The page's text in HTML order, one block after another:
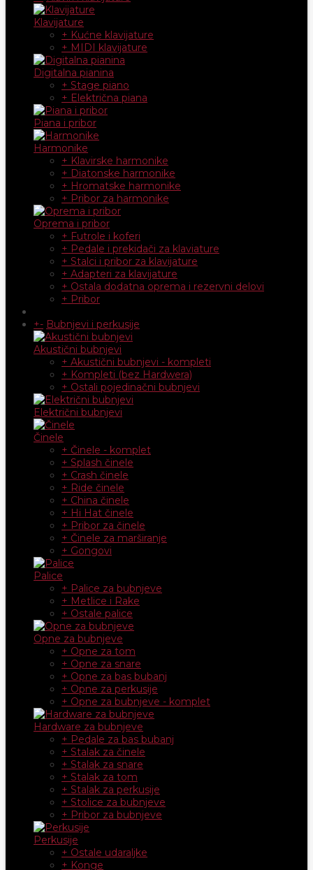
Klavijature
+ Kućne klavijature
+ MIDI klavijature
Digitalna pianina
+ Stage piano
+ Električna piana
Piana i pribor
Harmonike
+ Klavirske harmonike
+ Diatonske harmonike
+ Hromatske harmonike
+ Pribor za harmonike
Oprema i pribor
+ Futrole i koferi
+ Pedale i prekidači za klaviature
+ Stalci i pribor za klavijature
+ Adapteri za klavijature
+ Ostala dodatna oprema i rezervni delovi
+ Pribor
+- Bubnjevi i perkusije
Akustični bubnjevi
+ Akustični bubnjevi - kompleti
+ Kompleti (bez Hardwera)
+ Ostali pojedinačni bubnjevi
Električni bubnjevi
Činele
+ Činele - komplet
+ Splash činele
+ Crash činele
+ Ride činele
+ China činele
+ Hi Hat činele
+ Pribor za činele
+ Činele za marširanje
+ Gongovi
Palice
+ Palice za bubnjeve
+ Metlice i Rake
+ Ostale palice
Opne za bubnjeve
+ Opne za tom
+ Opne za snare
+ Opne za bas bubanj
+ Opne za perkusije
+ Opne za bubnjeve - komplet
Hardware za bubnjeve
+ Pedale za bas bubanj
+ Stalak za činele
+ Stalak za snare
+ Stalak za tom
+ Stalak za perkusije
+ Stolice za bubnjeve
+ Pribor za bubnjeve
Perkusije
+ Ostale udaraljke
+ Konge